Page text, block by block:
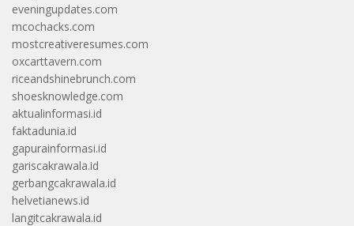
eveningupdates.com
mcochacks.com
mostcreativeresumes.com
oxcarttavern.com
riceandshinebrunch.com
shoesknowledge.com
aktualinformasi.id
faktadunia.id
gapurainformasi.id
gariscakrawala.id
gerbangcakrawala.id
helvetianews.id
langitcakrawala.id